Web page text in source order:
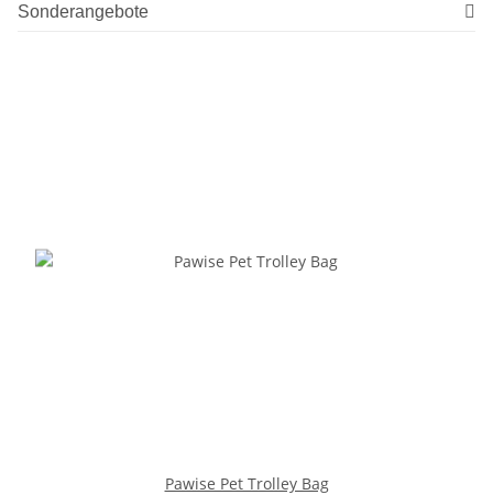
Sonderangebote
Pawise Pet Trolley Bag